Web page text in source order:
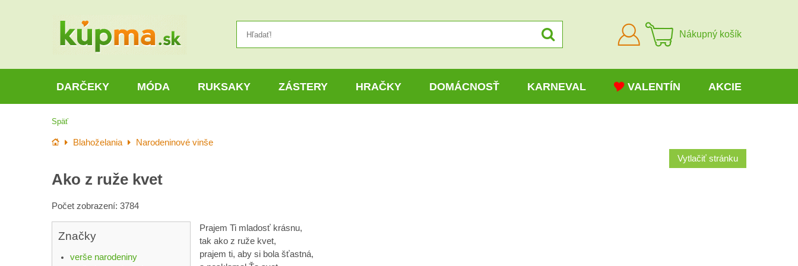
Prihlásiť
sa
Nákupný košík
DARČEKY MÓDA RUKSAKY ZÁSTERY HRAČKY DOMÁCNOSŤ KARNEVAL VALENTÍN AKCIE
Späť
Úvod Blahoželania
Narodeninové vinše
Vytlačiť stránku
Ako z ruže kvet
Počet zobrazení: 3784
Značky
verše narodeniny
Prajem Ti mladosť krásnu,
tak ako z ruže kvet,
prajem ti, aby si bola šťastná,